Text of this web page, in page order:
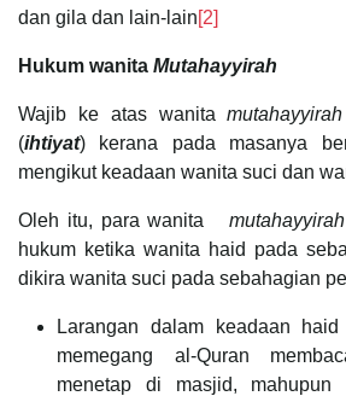
dan gila dan lain-lain[2]
Hukum wanita Mutahayyirah
Wajib ke atas wanitamutahayyirah
(ihtiyat) kerana pada masanya
mengikut keadaan wanita suci dan
Oleh itu, para wanita
hukum ketika wanita haid pada
dikira wanita suci pada sebahagian
Larangan dalam keadaan
memegang al-Quran
menetap di masjid, mahupun